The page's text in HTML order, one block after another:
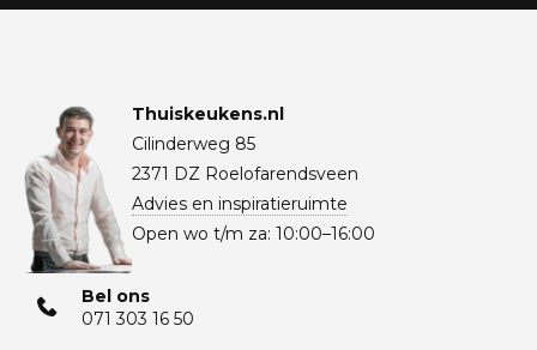
Thuiskeukens.nl
Cilinderweg 85
2371 DZ Roelofarendsveen
Advies en inspiratieruimte
Open wo t/m za: 10:00–16:00
Bel ons
071 303 16 50